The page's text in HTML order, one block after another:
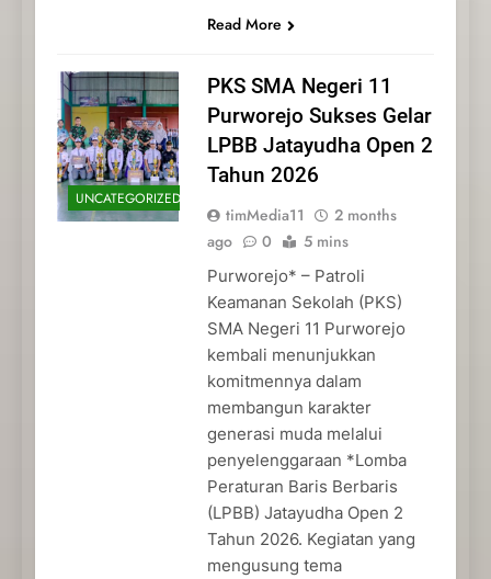
Read More
UNCATEGORIZED
PKS SMA Negeri 11
Purworejo Sukses Gelar
LPBB Jatayudha Open 2
Tahun 2026
timMedia11
2 months
ago
0 5 mins
Purworejo* – Patroli
Keamanan Sekolah (PKS)
SMA Negeri 11 Purworejo
kembali menunjukkan
komitmennya dalam
membangun karakter
generasi muda melalui
penyelenggaraan *Lomba
Peraturan Baris Berbaris
(LPBB) Jatayudha Open 2
Tahun 2026. Kegiatan yang
mengusung tema